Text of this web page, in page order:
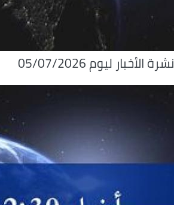
نشرة الأخبار ليوم 05/07/2026